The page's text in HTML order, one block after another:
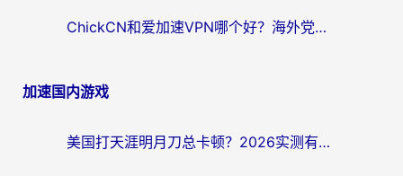
ChickCN和爱加速VPN哪个好？海外党亲测3款回国加速器，这一款才是无缝访问国内资源的最优解
加速国内游戏
美国打天涯明月刀总卡顿？2026实测有效的加速器推荐（附跨平台使用技巧）